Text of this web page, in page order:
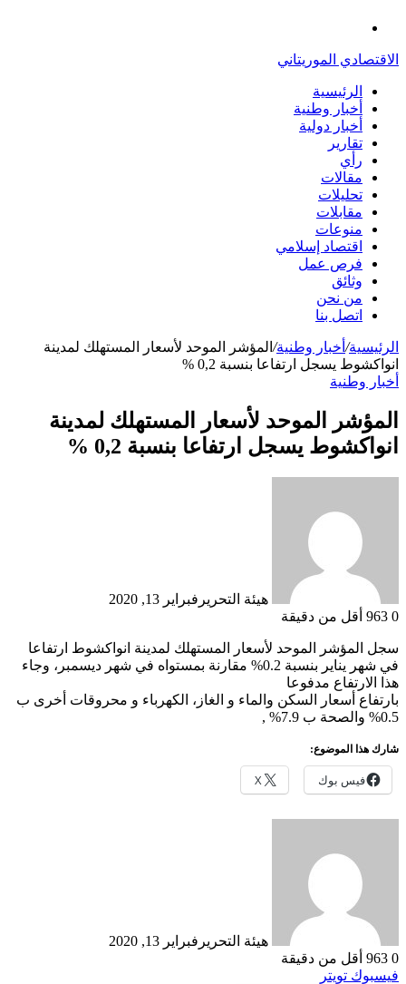
الاقتصادي الموريتاني
الرئيسية
أخبار وطنية
أخبار دولية
تقارير
رأي
مقالات
تحليلات
مقابلات
منوعات
اقتصاد إسلامي
فرص عمل
وثائق
من نحن
اتصل بنا
الرئيسية/ أخبار وطنية/ المؤشر الموحد لأسعار المستهلك لمدينة
انواكشوط يسجل ارتفاعا بنسبة 0,2 %
أخبار وطنية
المؤشر الموحد لأسعار المستهلك لمدينة
انواكشوط يسجل ارتفاعا بنسبة 0,2 %
هيئة التحرير فبراير 13, 2020
0
أقل من دقيقة
سجل المؤشر الموحد لأسعار المستهلك لمدينة انواكشوط ارتفاعا
في شهر يناير بنسبة 0.2% مقارنة بمستواه في شهر ديسمبر، وجاء
هذا الارتفاع مدفوعا
بارتفاع أسعار السكن والماء و الغاز، الكهرباء و محروقات أخرى ب
0.5% والصحة ب 7.9% ,
شارك هذا الموضوع:
فيس بوك X
هيئة التحرير فبراير 13, 2020
0
أقل من دقيقة
فيسبوك تويتر